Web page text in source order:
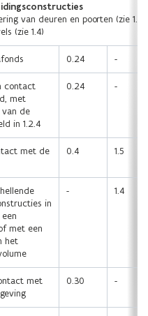
van deuren en poorten (zie 1.3)
(zie 1.4)
0.24 -
contact
met
de
in 1.2.4
0.24 -
met de
0.4 1.5
in
met een
het
- 1.4
met
0.30 -